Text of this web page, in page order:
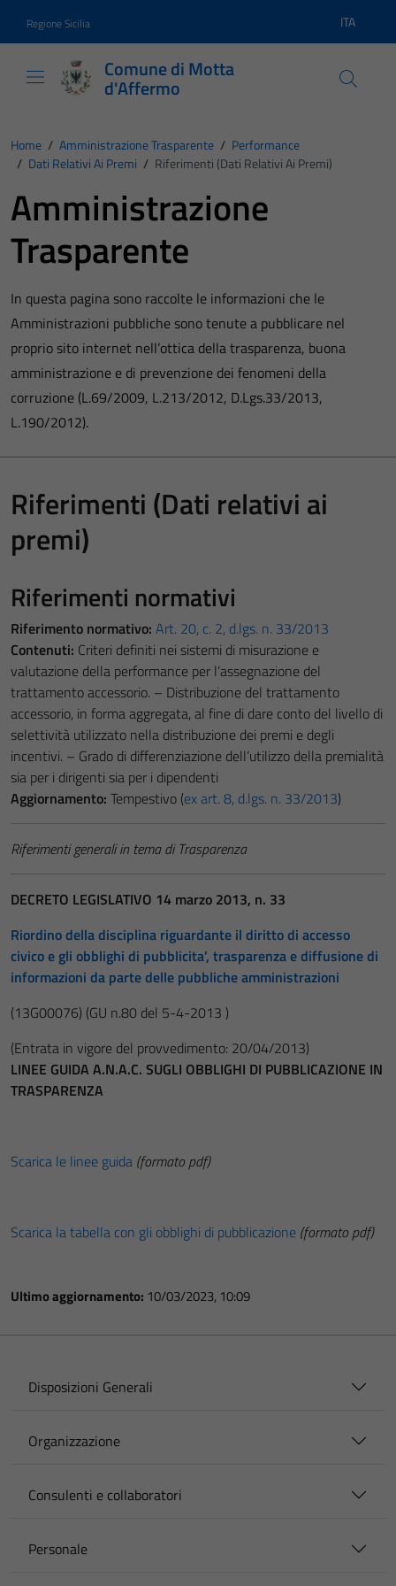
Regione Sicilia Lingua
ITA
Comune di Motta
d'Affermo
Home / Amministrazione Trasparente / Performance
/ Dati Relativi Ai Premi / Riferimenti (Dati Relativi Ai Premi)
Amministrazione
Trasparente
In questa pagina sono raccolte le informazioni che le
Amministrazioni pubbliche sono tenute a pubblicare nel
proprio sito internet nell’ottica della trasparenza, buona
amministrazione e di prevenzione dei fenomeni della
corruzione (L.69/2009, L.213/2012, D.Lgs.33/2013,
L.190/2012).
Riferimenti (Dati relativi ai
premi)
Riferimenti normativi
Riferimento normativo: Art. 20, c. 2, d.lgs. n. 33/2013
Contenuti: Criteri definiti nei sistemi di misurazione e
valutazione della performance per l’assegnazione del
trattamento accessorio. – Distribuzione del trattamento
accessorio, in forma aggregata, al fine di dare conto del livello di
selettività utilizzato nella distribuzione dei premi e degli
incentivi. – Grado di differenziazione dell’utilizzo della premialità
sia per i dirigenti sia per i dipendenti
Aggiornamento: Tempestivo (ex art. 8, d.lgs. n. 33/2013)
Riferimenti generali in tema di Trasparenza
DECRETO LEGISLATIVO 14 marzo 2013, n. 33
Riordino della disciplina riguardante il diritto di accesso
civico e gli obblighi di pubblicita’, trasparenza e diffusione di
informazioni da parte delle pubbliche amministrazioni
(13G00076) (GU n.80 del 5-4-2013 )
(Entrata in vigore del provvedimento: 20/04/2013)
LINEE GUIDA A.N.A.C. SUGLI OBBLIGHI DI PUBBLICAZIONE IN
TRASPARENZA
Scarica le linee guida (formato pdf)
Scarica la tabella con gli obblighi di pubblicazione (formato pdf)
Ultimo aggiornamento: 10/03/2023, 10:09
Disposizioni Generali
Organizzazione
Consulenti e collaboratori
Personale